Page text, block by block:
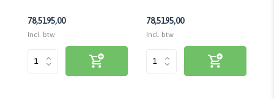
78,5195,00
Incl. btw
78,5195,00
Incl. btw